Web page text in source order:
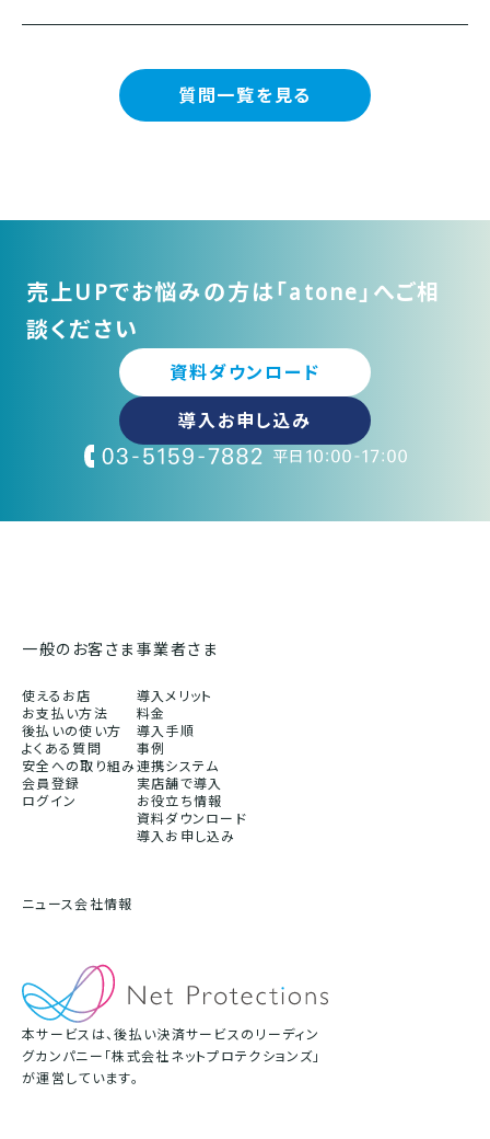
質問一覧を見る
売上UPでお悩みの方は「atone」へご相
談ください
資料ダウンロード
導入お申し込み
一般のお客さま
使えるお店
お支払い方法
後払いの使い方
よくある質問
安全への取り組み
会員登録
ログイン
事業者さま
導入メリット
料金
導入手順
事例
連携システム
実店舗で導入
お役立ち情報
資料ダウンロード
導入お申し込み
ニュース会社情報
本サービスは、後払い決済サービスのリーディン
グカンパニー「株式会社ネットプロテクションズ」
が運営しています。